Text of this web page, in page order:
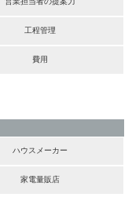
工程管理
費用
ハウスメーカー
家電量販店